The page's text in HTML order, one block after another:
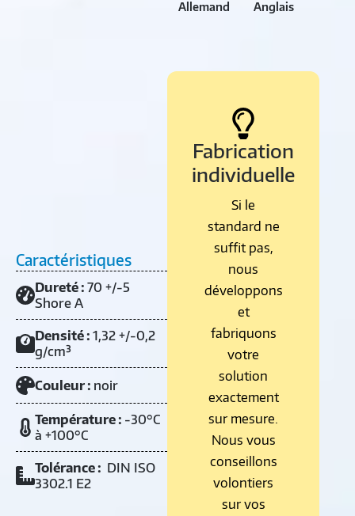
Allemand
Anglais
Caractéristiques
Dureté : 70 +/-5
Shore A
Densité : 1,32 +/-0,2
g/cm³
Couleur : noir
Température : -30°C
à +100°C
Tolérance : DIN ISO
3302.1 E2
Fabrication
individuelle
Si le
standard ne
suffit pas,
nous
développons
et
fabriquons
votre
solution
exactement
sur mesure.
Nous vous
conseillons
volontiers
sur vos